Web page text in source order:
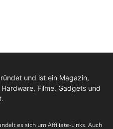
und ist ein Magazin,
Filme, Gadgets und
es sich um Affiliate-Links. Auch